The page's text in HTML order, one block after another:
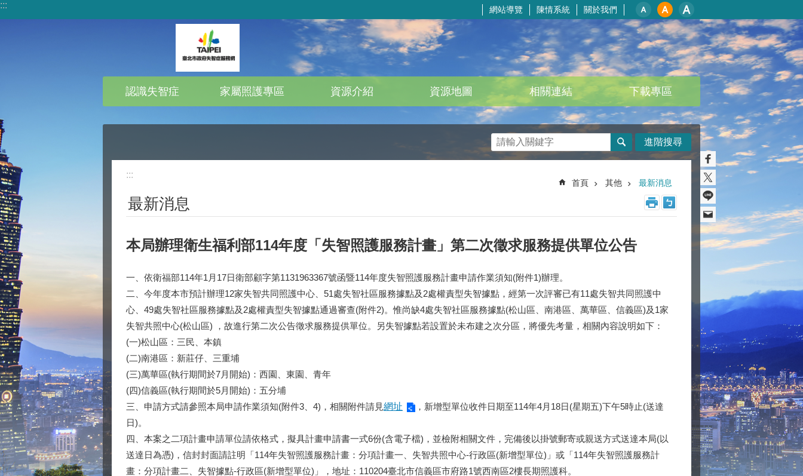
跳到主要內容區塊
::: 網站導覽 陳情系統 關於我們
認識失智症 家屬照護專區 資源介紹 資源地圖 相關連結 下載專區
進階搜尋
:::
首頁 其他 最新消息
最新消息
本局辦理衛生福利部114年度「失智照護服務計畫」第二次徵求服務提供單位公告
一、依衛福部114年1月17日衛部顧字第1131963367號函暨114年度失智照護服務計畫申請作業須知(附件1)辦理。
二、今年度本市預計辦理12家失智共同照護中心、51處失智社區服務據點及2處權責型失智據點，經第一次評審已有11處失智共同照護中
心、49處失智社區服務據點及2處權責型失智據點通過審查(附件2)。惟尚缺4處失智社區服務據點(松山區、南港區、萬華區、信義區)及1家
失智共照中心(松山區) ，故進行第二次公告徵求服務提供單位。另失智據點若設置於未布建之次分區，將優先考量，相關內容說明如下：
(一)松山區：三民、本鎮
(二)南港區：新莊仔、三重埔
(三)萬華區(執行期間於7月開始)：西園、東園、青年
(四)信義區(執行期間於5月開始)：五分埔
三、申請方式請參照本局申請作業須知(附件3、4)，相關附件請見網址
，新增型單位收件日期至114年4月18日(星期五)下午5時止(送達
日)。
四、本案之二項計畫申請單位請依格式，擬具計畫申請書一式6份(含電子檔)，並檢附相關文件，完備後以掛號郵寄或親送方式送達本局(以
送達日為憑)，信封封面請註明「114年失智照護服務計畫：分項計畫一、失智共照中心-行政區(新增型單位)」或「114年失智照護服務計
畫：分項計畫二、失智據點-行政區(新增型單位)」，地址：110204臺北市信義區市府路1號西南區2樓長期照護科。